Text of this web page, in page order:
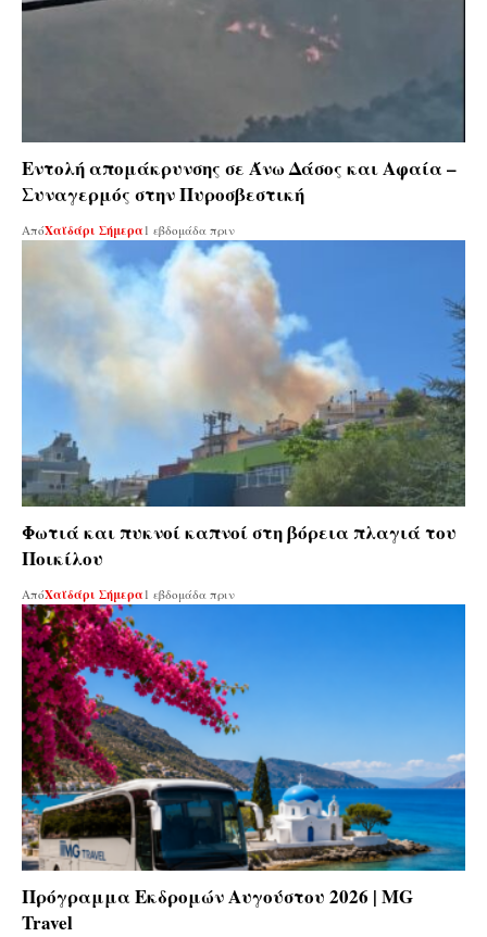
Εντολή απομάκρυνσης σε Άνω Δάσος και Αφαία –
Συναγερμός στην Πυροσβεστική
ΑπόΧαϊδάρι Σήμερα 1 εβδομάδα πριν
Φωτιά και πυκνοί καπνοί στη βόρεια πλαγιά του
Ποικίλου
ΑπόΧαϊδάρι Σήμερα 1 εβδομάδα πριν
Πρόγραμμα Εκδρομών Αυγούστου 2026 | MG
Travel